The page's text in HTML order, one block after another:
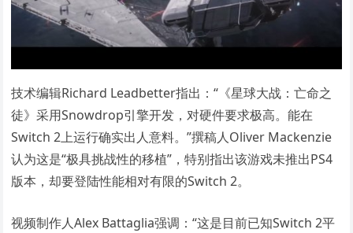
技术编辑Richard Leadbetter指出：“《星球大战：亡命之
徒》采用Snowdrop引擎开发，对硬件要求极高。能在
Switch 2上运行确实出人意料。”撰稿人Oliver Mackenzie
认为这是“极具挑战性的移植”，特别指出该游戏未推出PS4
版本，却要登陆性能相对有限的Switch 2。
视频制作人Alex Battaglia强调：“这是目前已知Switch 2平